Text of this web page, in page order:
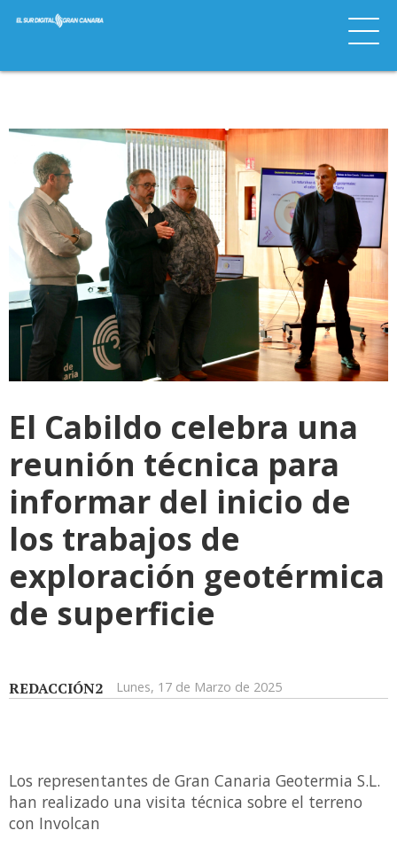
El Cabildo celebra una
reunión técnica para
informar del inicio de
los trabajos de
exploración geotérmica
de superficie
REDACCIÓN2 Lunes, 17 de Marzo de 2025
Los representantes de Gran Canaria Geotermia S.L.
han realizado una visita técnica sobre el terreno
con Involcan